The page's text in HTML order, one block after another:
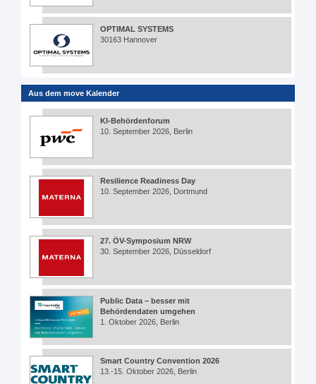
OPTIMAL SYSTEMS
30163 Hannover
Aus dem move Kalender
KI-Behördenforum
10. September 2026, Berlin
Resilience Readiness Day
10. September 2026, Dortmund
27. ÖV-Symposium NRW
30. September 2026, Düsseldorf
Public Data – besser mit
Behördendaten umgehen
1. Oktober 2026, Berlin
Smart Country Convention 2026
13.-15. Oktober 2026, Berlin